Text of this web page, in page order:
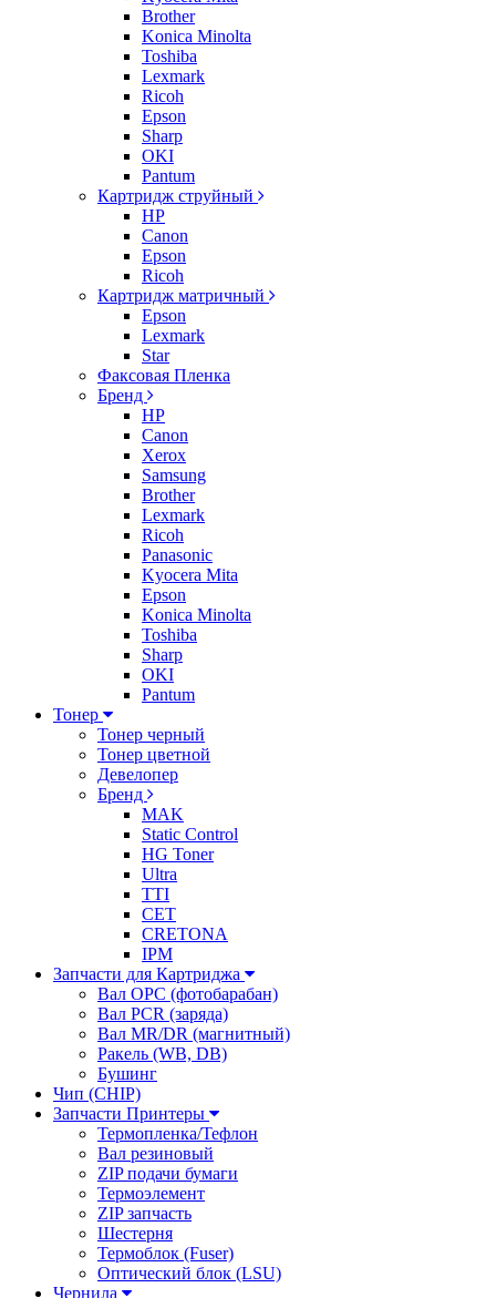
Brother
Konica Minolta
Toshiba
Lexmark
Ricoh
Epson
Sharp
OKI
Pantum
Картридж струйный
HP
Canon
Epson
Ricoh
Картридж матричный
Epson
Lexmark
Star
Факсовая Пленка
Бренд
HP
Canon
Xerox
Samsung
Brother
Lexmark
Ricoh
Panasonic
Kyocera Mita
Epson
Konica Minolta
Toshiba
Sharp
OKI
Pantum
Тонер
Тонер черный
Тонер цветной
Девелопер
Бренд
MAK
Static Control
HG Toner
Ultra
TTI
CET
CRETONA
IPM
Запчасти для Картриджа
Вал OPC (фотобарабан)
Вал PCR (заряда)
Вал MR/DR (магнитный)
Ракель (WB, DB)
Бушинг
Чип (CHIP)
Запчасти Принтеры
Термопленка/Тефлон
Вал резиновый
ZIP подачи бумаги
Термоэлемент
ZIP запчасть
Шестерня
Термоблок (Fuser)
Оптический блок (LSU)
Чернила